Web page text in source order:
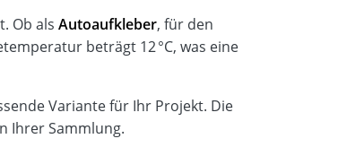
Ob als Autoaufkleber, für den
beträgt 12 °C, was eine
Variante für Ihr Projekt. Die
Ihrer Sammlung.